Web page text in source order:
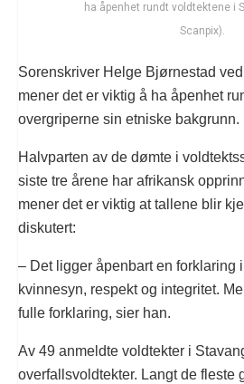
ha åpenhet rundt voldtektene i
Scanpix).
Sorenskriver Helge Bjørnestad
mener det er viktig å ha åpenhet
overgriperne sin etniske bakgrunn.
Halvparten av de dømte i
siste tre årene har afrikansk
mener det er viktig at tallene blir
diskutert:
– Det ligger åpenbart en forklaring
kvinnesyn, respekt og integritet.
fulle forklaring, sier han.
Av 49 anmeldte voldtekter i
overfallsvoldtekter. Langt de fleste